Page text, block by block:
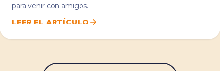
para venir con amigos.
LEER EL ARTÍCULO